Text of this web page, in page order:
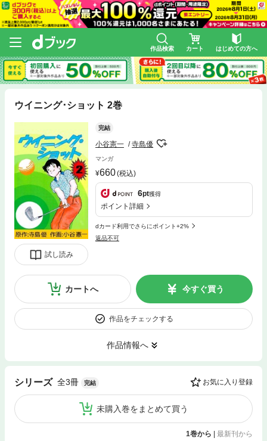
作品検索 カート はじめての方へ
ウイニング･ショット 2巻
試し読み
完結
小谷憲一 寺島優
マンガ
660(税込)
6pt獲得
ポイント詳細
dカード利用でさらにポイント+2%
返品不可
カートへ 今すぐ買う
作品をチェックする
作品情報へ
シリーズ 全3冊 完結 お気に入り登録
未購入巻をまとめて買う
1巻から 最新刊から